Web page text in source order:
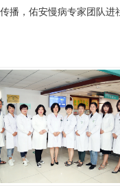
传播，佑安慢病专家团队